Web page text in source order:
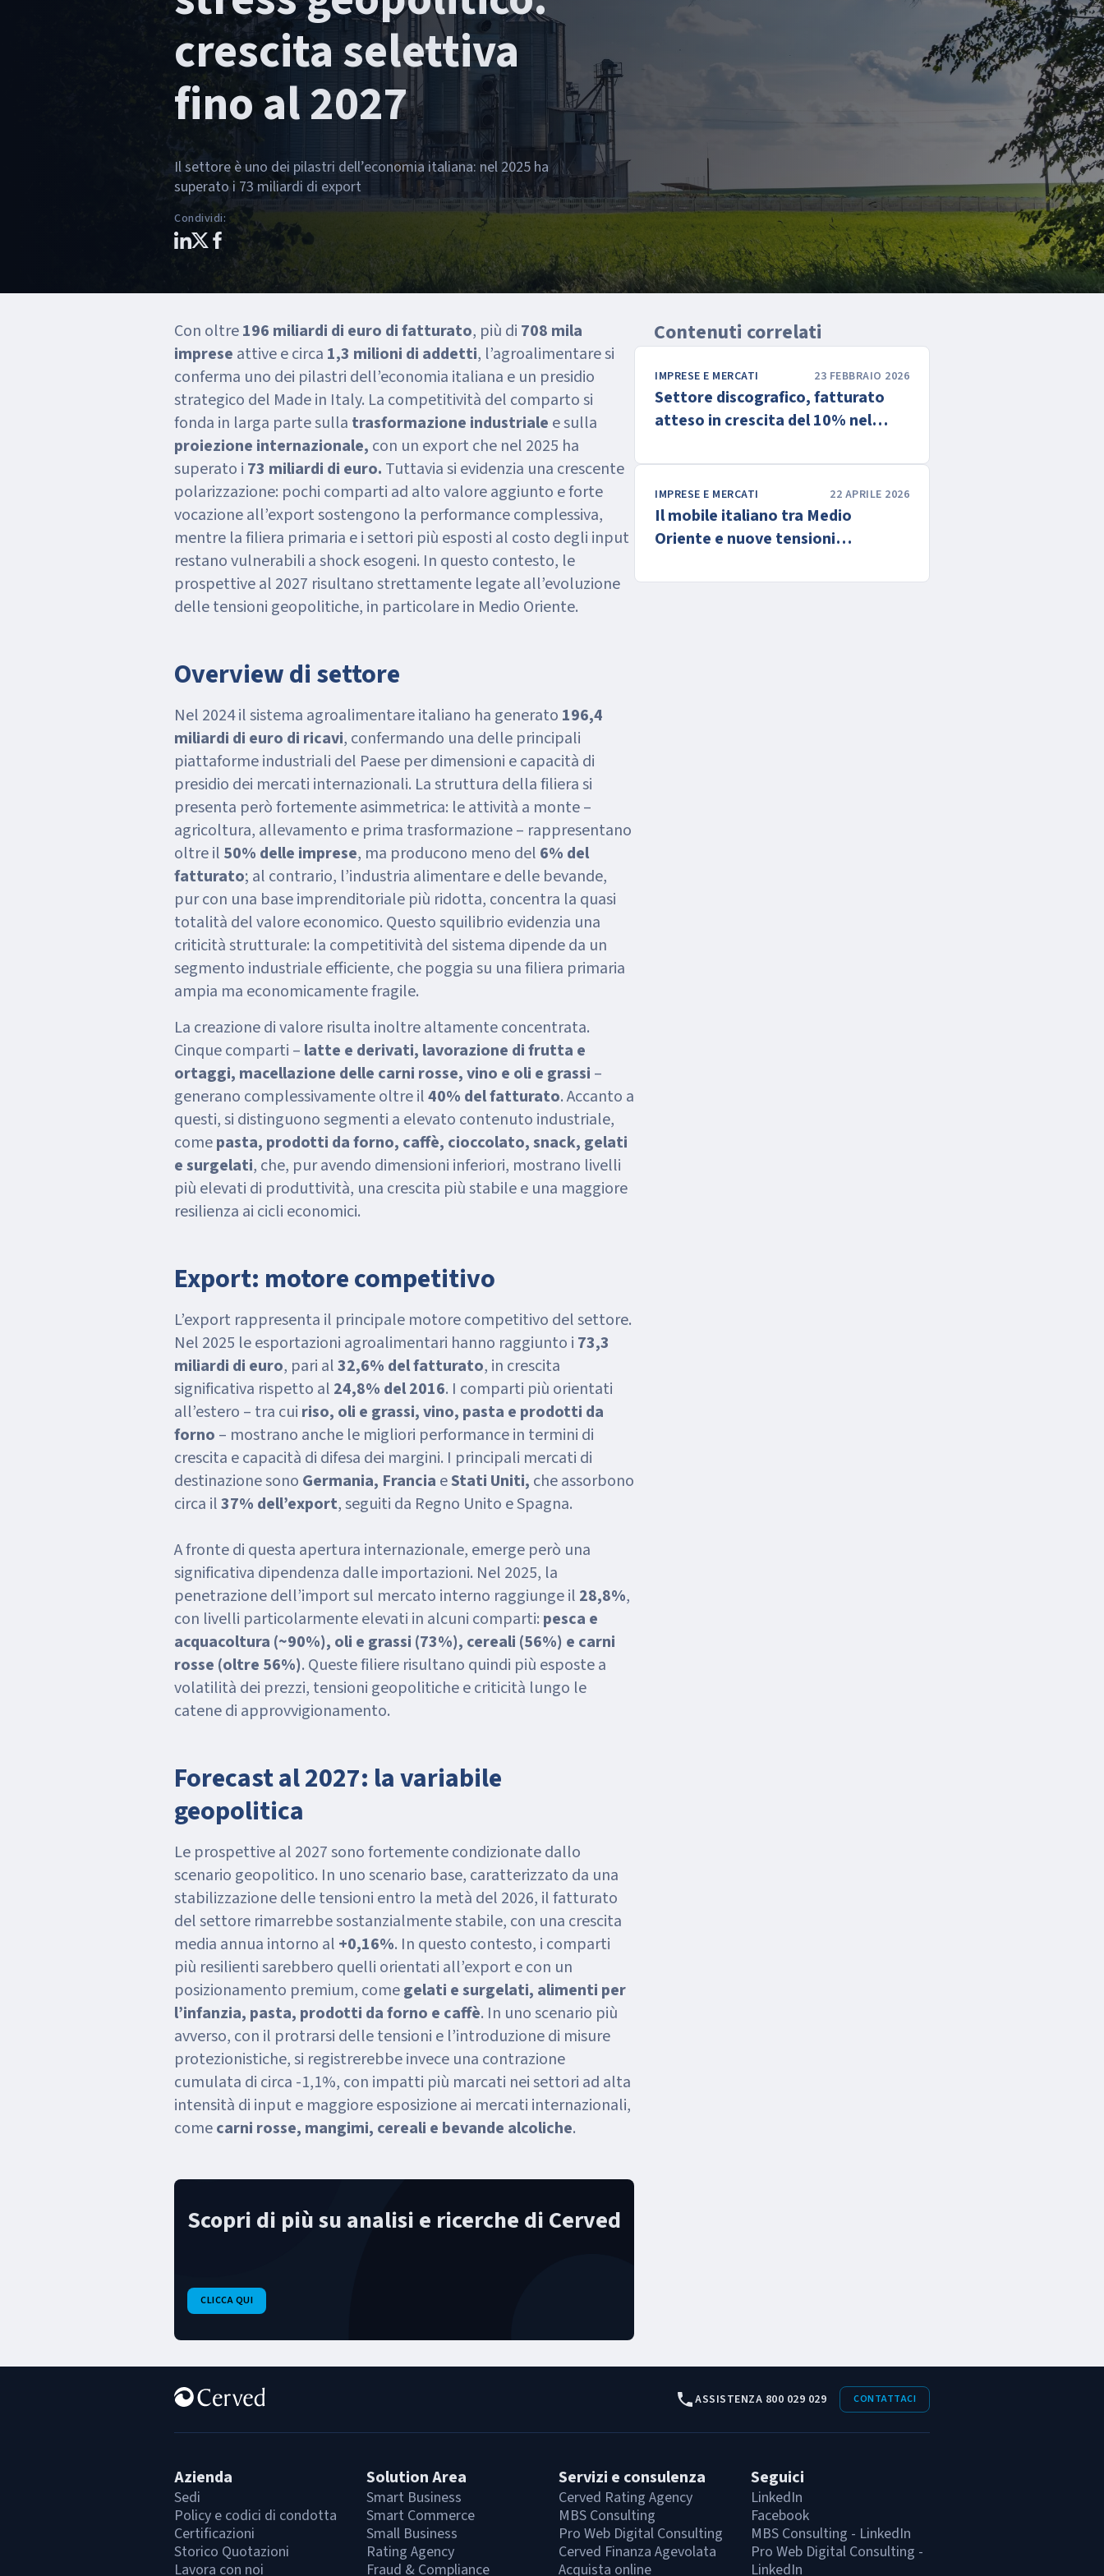
crescita selettiva
fino al 2027
Il settore è uno dei pilastri dell’economia italiana: nel 2025 ha
superato i 73 miliardi di export
Condividi:
Con oltre196 miliardi di euro di fatturato, più di 708 mila
imprese attive e circa 1,3 milioni di addetti, l’agroalimentare si
conferma uno dei pilastri dell’economia italiana e un presidio
strategico del Made in Italy. La competitività del comparto si
fonda in larga parte sulla trasformazione industriale e sulla
proiezione internazionale, con un export che nel 2025 ha
superato i 73 miliardi di euro. Tuttavia si evidenzia una crescente
polarizzazione: pochi comparti ad alto valore aggiunto e forte
vocazione all’export sostengono la performance complessiva,
mentre la filiera primaria e i settori più esposti al costo degli input
restano vulnerabili a shock esogeni. In questo contesto, le
prospettive al 2027 risultano strettamente legate all’evoluzione
delle tensioni geopolitiche, in particolare in Medio Oriente.
Overview di settore
Nel 2024 il sistema agroalimentare italiano ha generato 196,4
miliardi di euro di ricavi, confermando una delle principali
piattaforme industriali del Paese per dimensioni e capacità di
presidio dei mercati internazionali. La struttura della filiera si
presenta però fortemente asimmetrica: le attività a monte –
agricoltura, allevamento e prima trasformazione – rappresentano
oltre il 50% delle imprese, ma producono meno del 6% del
fatturato; al contrario, l’industria alimentare e delle bevande,
pur con una base imprenditoriale più ridotta, concentra la quasi
totalità del valore economico. Questo squilibrio evidenzia una
criticità strutturale: la competitività del sistema dipende da un
segmento industriale efficiente, che poggia su una filiera primaria
ampia ma economicamente fragile.
La creazione di valore risulta inoltre altamente concentrata.
Cinque comparti – latte e derivati, lavorazione di frutta e
ortaggi, macellazione delle carni rosse, vino e oli e grassi –
generano complessivamente oltre il40% del fatturato. Accanto a
questi, si distinguono segmenti a elevato contenuto industriale,
comepasta, prodotti da forno, caffè, cioccolato, snack, gelati
e surgelati, che, pur avendo dimensioni inferiori, mostrano livelli
più elevati di produttività, una crescita più stabile e una maggiore
resilienza ai cicli economici.
Export: motore competitivo
L’export rappresenta il principale motore competitivo del settore.
Nel 2025 le esportazioni agroalimentari hanno raggiunto i 73,3
miliardi di euro, pari al32,6% del fatturato, in crescita
significativa rispetto al 24,8% del 2016. I comparti più orientati
all’estero – tra cui riso, oli e grassi, vino, pasta e prodotti da
forno – mostrano anche le migliori performance in termini di
crescita e capacità di difesa dei margini. I principali mercati di
destinazione sono Germania, Francia eStati Uniti, che assorbono
circa il37% dell’export, seguiti da Regno Unito e Spagna.
A fronte di questa apertura internazionale, emerge però una
significativa dipendenza dalle importazioni. Nel 2025, la
penetrazione dell’import sul mercato interno raggiunge il 28,8%,
con livelli particolarmente elevati in alcuni comparti: pesca e
acquacoltura (~90%), oli e grassi (73%), cereali (56%) e carni
rosse (oltre 56%). Queste filiere risultano quindi più esposte a
volatilità dei prezzi, tensioni geopolitiche e criticità lungo le
catene di approvvigionamento.
Forecast al 2027: la variabile
geopolitica
Le prospettive al 2027 sono fortemente condizionate dallo
scenario geopolitico. In uno scenario base, caratterizzato da una
stabilizzazione delle tensioni entro la metà del 2026, il fatturato
del settore rimarrebbe sostanzialmente stabile, con una crescita
media annua intorno al +0,16%. In questo contesto, i comparti
più resilienti sarebbero quelli orientati all’export e con un
posizionamento premium, comegelati e surgelati, alimenti per
l’infanzia, pasta, prodotti da forno e caffè. In uno scenario più
avverso, con il protrarsi delle tensioni e l’introduzione di misure
protezionistiche, si registrerebbe invece una contrazione
cumulata di circa -1,1%, con impatti più marcati nei settori ad alta
intensità di input e maggiore esposizione ai mercati internazionali,
comecarni rosse, mangimi, cereali e bevande alcoliche.
Scopri di più su analisi e ricerche di Cerved
CLICCA QUI
Contenuti correlati
IMPRESE E MERCATI 23 FEBBRAIO 2026
Settore discografico, fatturato
atteso in crescita del 10% nel
IMPRESE E MERCATI 22 APRILE 2026
Il mobile italiano tra Medio
Oriente e nuove tensioni
ASSISTENZA 800 029 029 CONTATTACI
Azienda
Sedi
Policy e codici di condotta
Certificazioni
Storico Quotazioni
Lavora con noi
Solution Area
Smart Business
Smart Commerce
Small Business
Rating Agency
Fraud & Compliance
Servizi e consulenza
Cerved Rating Agency
MBS Consulting
Pro Web Digital Consulting
Cerved Finanza Agevolata
Acquista online
Seguici
LinkedIn
Facebook
MBS Consulting - LinkedIn
Pro Web Digital Consulting -
LinkedIn